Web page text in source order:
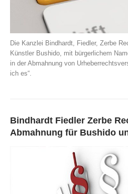
Die Kanzlei Bindhardt, Fiedler, Zerbe
Künstler Bushido, mit bürgerlichem
in der Abmahnung von
ich es“.
Bindhardt Fiedler Zerbe
Abmahnung für Bushido